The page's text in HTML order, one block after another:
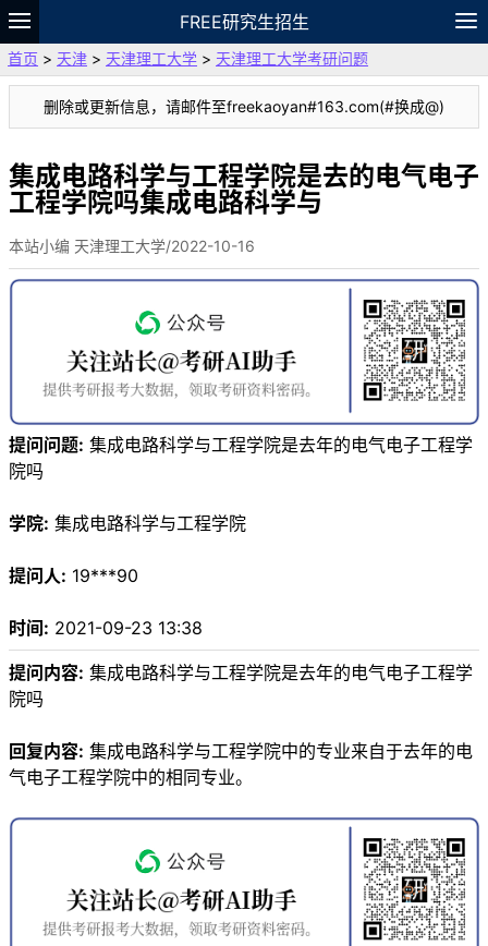
FREE研究生招生
题库
故事 专题 APP 笔记
论坛
VIP
资料
首页 > 天津 > 天津理工大学 > 天津理工大学考研问题
删除或更新信息，请邮件至freekaoyan#163.com(#换成@)
集成电路科学与工程学院是去的电气电子
工程学院吗集成电路科学与
本站小编 天津理工大学/2022-10-16
提问问题: 集成电路科学与工程学院是去年的电气电子工程学
院吗
学院: 集成电路科学与工程学院
提问人: 19***90
时间: 2021-09-23 13:38
提问内容: 集成电路科学与工程学院是去年的电气电子工程学
院吗
回复内容: 集成电路科学与工程学院中的专业来自于去年的电
气电子工程学院中的相同专业。